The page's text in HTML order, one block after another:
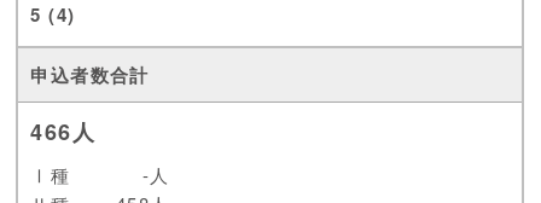
5 (4)
466人
Ⅰ種
-人